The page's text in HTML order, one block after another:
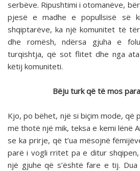
serbëve. Ripushtimi i otomanëve,
pjesë e madhe e popullsisë së
shqiptarëve, ka një komunitet të
dhe romësh, ndërsa gjuha e
turqishtja, që sot flitet dhe nga
këtij komuniteti.
Bëju turk që të mos
Kjo, po bëhet, një si biçim mode, që
më thotë një mik, teksa e kemi lënë
se ka prirje, që t’ua mësojnë
parë i vogli rritet pa e ditur
një gjuhe që s’është fare e tij.